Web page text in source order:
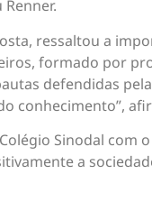
ressaltou a
formado por
defendidas
conhecimento”,
Sinodal
a